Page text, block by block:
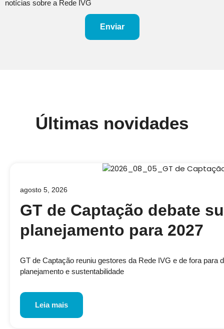
notícias sobre a Rede IVG
Enviar
Últimas novidades
agosto 5, 2026
GT de Captação debate
planejamento para 2027
GT de Captação reuniu gestores da Rede IVG e de fora para
planejamento e sustentabilidade
Leia mais